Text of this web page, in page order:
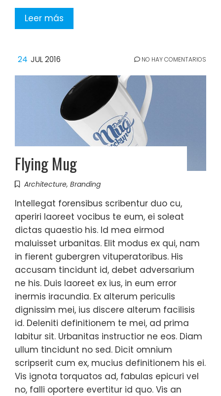
Leer más
24 JUL 2016 NO HAY COMENTARIOS
Flying Mug
Architecture, Branding
Intellegat forensibus scribentur duo cu,
aperiri laoreet vocibus te eum, ei soleat
dictas quaestio his. Id mea eirmod
maluisset urbanitas. Elit modus ex qui, nam
in fierent gubergren vituperatoribus. His
accusam tincidunt id, debet adversarium
ne his. Duis laoreet ex ius, in eum error
inermis iracundia. Ex alterum periculis
dignissim mei, ius discere alterum facilisis
id. Deleniti definitionem te mei, ad prima
labitur sit. Urbanitas instructior ne eos. Diam
ullum tincidunt no sed. Dicit omnium
scripserit cum ex, mucius definitionem his ei.
Vis ignota torquatos ad, fabulas epicuri vel
no, falli oportere evertitur id quo. Vis an